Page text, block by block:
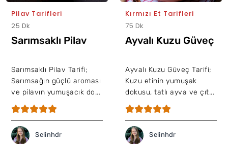
Pilav Tarifleri
25 Dk
Sarımsaklı Pilav
Sarımsaklı Pilav Tarifi;
Sarımsağın güçlü aroması
ve pilavın yumuşacık do...
Selinhdr
Kırmızı Et Tarifleri
75 Dk
Ayvalı Kuzu Güveç
Ayvalı Kuzu Güveç Tarifi;
Kuzu etinin yumuşak
dokusu, tatlı ayva ve çıt...
Selinhdr